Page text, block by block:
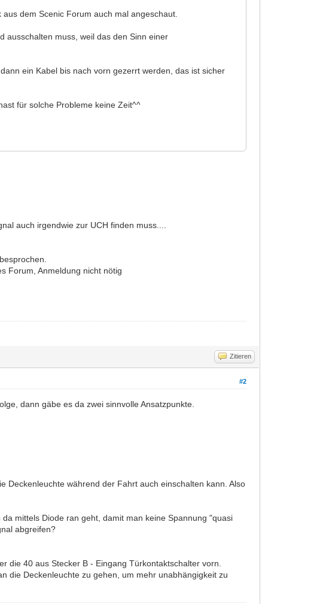
dem Scenic Forum auch mal angeschaut.
ausschalten muss, weil das den Sinn einer
ein Kabel bis nach vorn gezerrt werden, das ist sicher
für solche Probleme keine Zeit^^
auch irgendwie zur UCH finden muss....
Forum, Anmeldung nicht nötig
Zitieren
#2
dann gäbe es da zwei sinnvolle Ansatzpunkte.
Deckenleuchte während der Fahrt auch einschalten kann. Also
mittels Diode ran geht, damit man keine Spannung "quasi
abgreifen?
die 40 aus Stecker B - Eingang Türkontaktschalter vorn.
die Deckenleuchte zu gehen, um mehr unabhängigkeit zu